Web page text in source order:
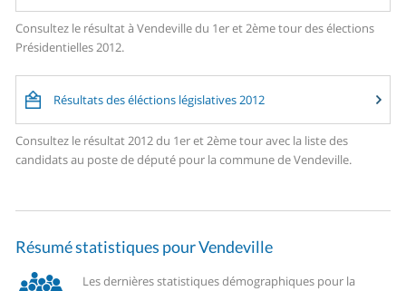
Consultez le résultat à Vendeville du 1er et 2ème tour des élections
Présidentielles 2012.
Résultats des éléctions législatives 2012
Consultez le résultat 2012 du 1er et 2ème tour avec la liste des
candidats au poste de député pour la commune de Vendeville.
Résumé statistiques pour Vendeville
Les dernières statistiques démographiques pour la